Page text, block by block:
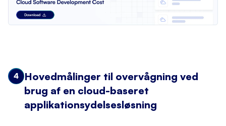
4
Hovedmålinger til overvågning ved
brug af en cloud-baseret
applikationsydelsesløsning